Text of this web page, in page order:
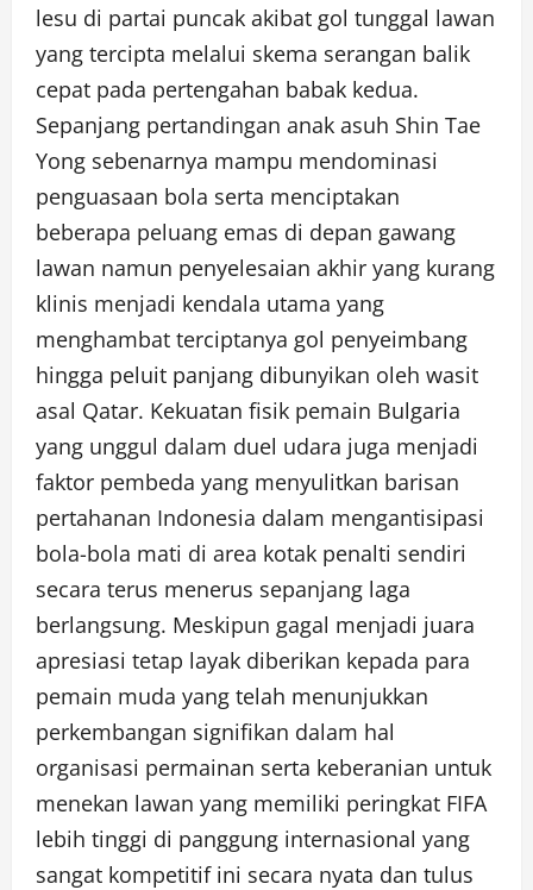
lesu di partai puncak akibat gol tunggal lawan
yang tercipta melalui skema serangan balik
cepat pada pertengahan babak kedua.
Sepanjang pertandingan anak asuh Shin Tae
Yong sebenarnya mampu mendominasi
penguasaan bola serta menciptakan
beberapa peluang emas di depan gawang
lawan namun penyelesaian akhir yang kurang
klinis menjadi kendala utama yang
menghambat terciptanya gol penyeimbang
hingga peluit panjang dibunyikan oleh wasit
asal Qatar. Kekuatan fisik pemain Bulgaria
yang unggul dalam duel udara juga menjadi
faktor pembeda yang menyulitkan barisan
pertahanan Indonesia dalam mengantisipasi
bola-bola mati di area kotak penalti sendiri
secara terus menerus sepanjang laga
berlangsung. Meskipun gagal menjadi juara
apresiasi tetap layak diberikan kepada para
pemain muda yang telah menunjukkan
perkembangan signifikan dalam hal
organisasi permainan serta keberanian untuk
menekan lawan yang memiliki peringkat FIFA
lebih tinggi di panggung internasional yang
sangat kompetitif ini secara nyata dan tulus